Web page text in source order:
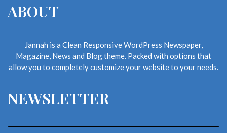
ABOUT
Jannah is a Clean Responsive WordPress Newspaper,
Magazine, News and Blog theme. Packed with options that
allow you to completely customize your website to your needs.
NEWSLETTER